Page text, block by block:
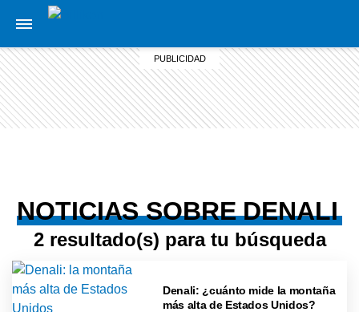
NOTICIAS SOBRE DENALI
2 resultado(s) para tu búsqueda
Denali: ¿cuánto mide la montaña
más alta de Estados Unidos?